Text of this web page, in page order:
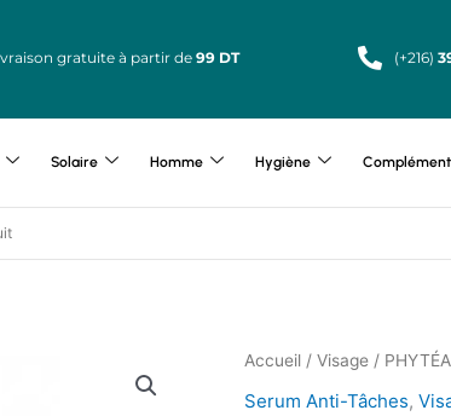
gratuite à partir de99 DT (+216)
Solaire Homme Hygiène
Accueil / Visage /
Serum Anti-Tâches,